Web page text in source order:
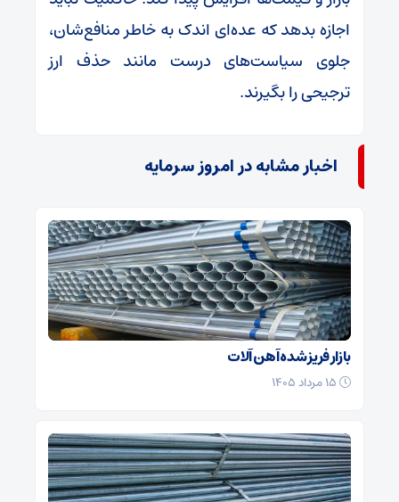
اجازه بدهد که عده‌ای اندک به خاطر منافع‌شان،
جلوی سیاست‌های درست مانند حذف ارز
ترجیحی را بگیرند.
اخبار مشابه در امروز سرمایه
بازار فریز شده آهن آلات